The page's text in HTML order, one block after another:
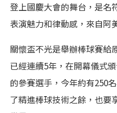
登上國慶大會的舞台，是名
表演魅力和律動感，來自阿
關懷盃不光是舉辦棒球賽給
已經連續5年，在開幕儀式
的參賽選手，今年約有250
了精進棒球技術之餘，也要